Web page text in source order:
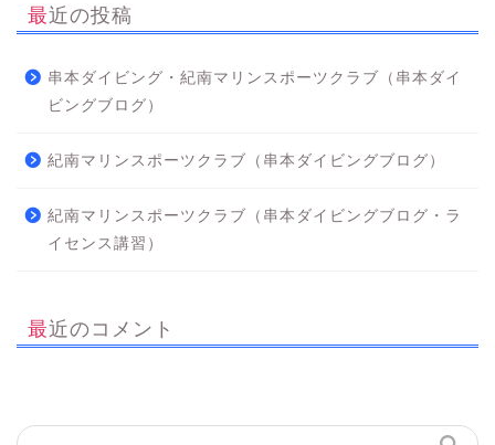
最近の投稿
串本ダイビング・紀南マリンスポーツクラブ（串本ダイ
ビングブログ）
紀南マリンスポーツクラブ（串本ダイビングブログ）
紀南マリンスポーツクラブ（串本ダイビングブログ・ラ
イセンス講習）
最近のコメント